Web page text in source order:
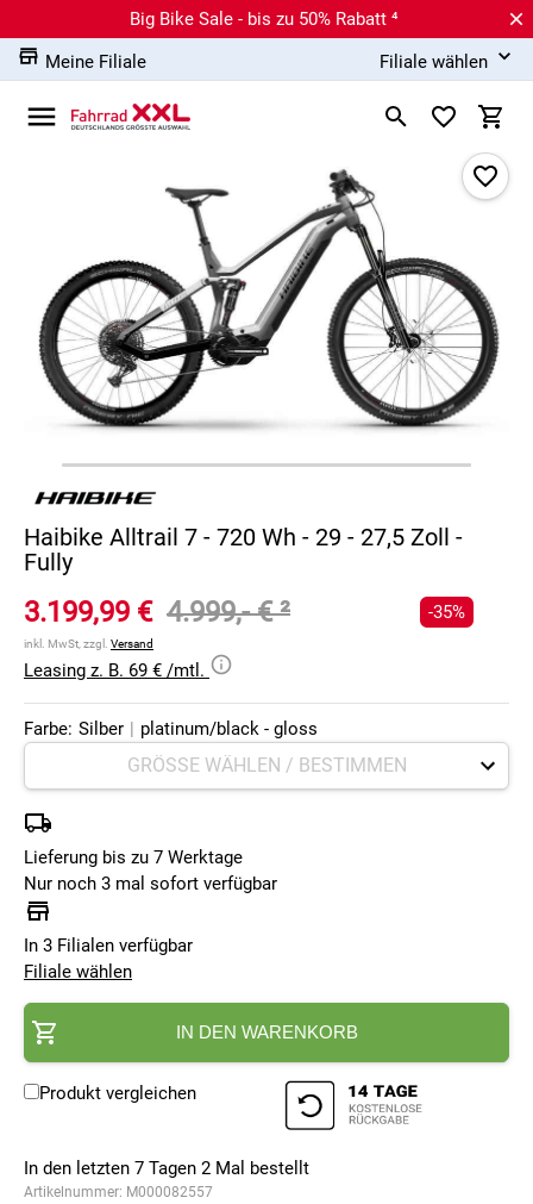
Big Bike Sale - bis zu 50% Rabatt ⁴
Meine Filiale
Filiale wählen
Haibike Alltrail 7 - 720 Wh - 29 - 27,5 Zoll -
Fully
3.199,99 € 4.999,- €²
inkl. MwSt, zzgl. Versand
-35%
Leasing z. B. 69 € /mtl.
Farbe: Silber | platinum/black - gloss
Lieferung bis zu 7 Werktage
Nur noch 3 mal sofort verfügbar
In 3 Filialen verfügbar
Filiale wählen
IN DEN WARENKORB
Produkt vergleichen
In den letzten 7 Tagen 2 Mal bestellt
Artikelnummer: M000082557